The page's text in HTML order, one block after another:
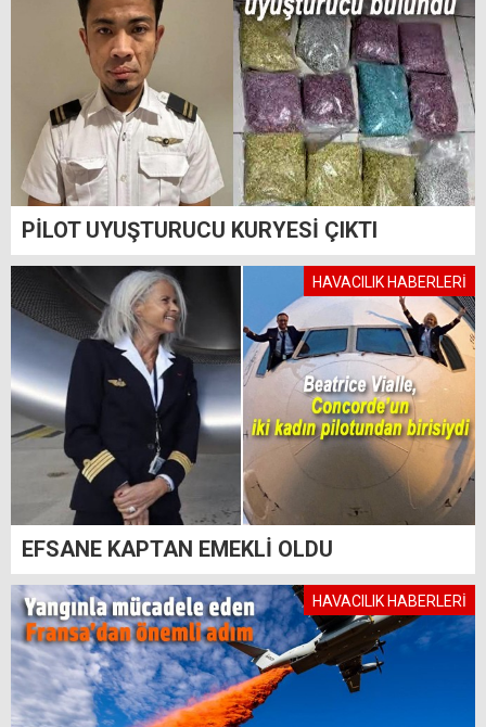
PİLOT UYUŞTURUCU KURYESİ ÇIKTI
HAVACILIK HABERLERİ
EFSANE KAPTAN EMEKLİ OLDU
HAVACILIK HABERLERİ